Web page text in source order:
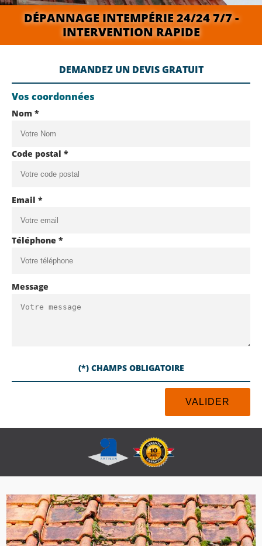
DÉPANNAGE INTEMPÉRIE 24/24 7/7 -
INTERVENTION RAPIDE
DEMANDEZ UN DEVIS GRATUIT
Vos coordonnées
Nom *
Code postal *
Email *
Téléphone *
Message
(*) CHAMPS OBLIGATOIRE